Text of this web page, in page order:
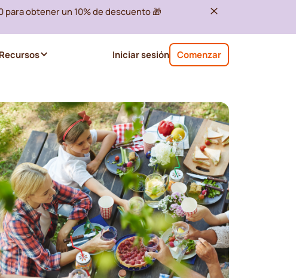
para obtener un 10% de descuento 🎁
Iniciar sesión Comenzar
Recursos